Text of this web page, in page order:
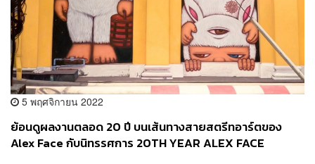
5 พฤศจิกายน 2022
ย้อนดูผลงานตลอด 20 ปี บนเส้นทางสายสตรีทอาร์ตของ
Alex Face กับนิทรรศการ 20TH YEAR ALEX FACE